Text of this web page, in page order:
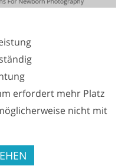
erfordert mehr Platz
nicht mit